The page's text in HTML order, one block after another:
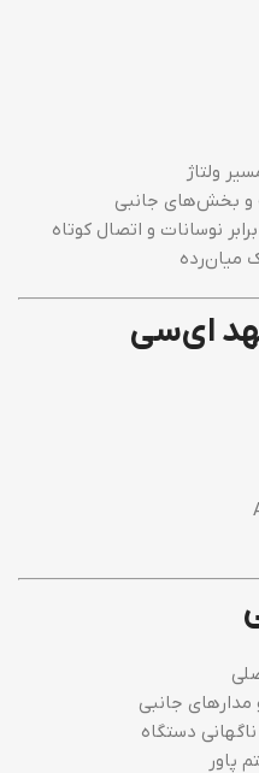
ولتاژ
و بخش‌های جانبی
نوسانات و اتصال کوتاه
میان‌رده
ای‌سی
جانبی
دستگاه
پاور